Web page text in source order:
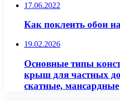
17.06.2022
Как поклеить обои
19.02.2026
Основные типы
крыш для частных
скатные, мансардные